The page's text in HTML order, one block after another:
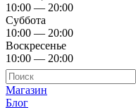
10:00 — 20:00
Суббота
10:00 — 20:00
Воскресенье
10:00 — 20:00
Магазин
Блог